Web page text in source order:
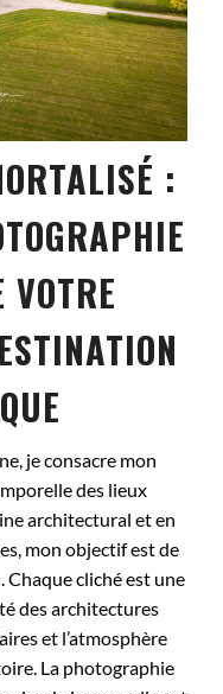
:
VOTRE
je consacre mon
des lieux
architectural et en
mon objectif est de
Chaque cliché est une
des architectures
et l’atmosphère
La photographie